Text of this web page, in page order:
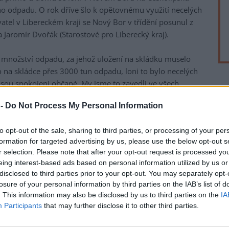
Do Not Process My Personal Information
opt-out of the sale, sharing to third parties, or processing of your
for targeted advertising by us, please use the below opt-out
selection. Please note that after your opt-out request is processed
interest-based ads based on personal information utilized by us
to third parties prior to your opt-out. You may separately
of your personal information by third parties on the IAB’s list of
This information may also be disclosed by us to third parties on the
Participants that may further disclose it to other third parties.
odpadu. O rok dříve šlo k opětovnému využití necelých
v Libereckém kraji se Nový Bor v třídění posunul z
Dvořák (Starostové pro Liberecký kraj).
odpadu, za jehož uložení na skládku muselo
skládce přes 3000 tun odpadu, loni to bylo necelých
spokojeni občané. My jsme to zavedli ve všech
na sídlišti, ale tam jsme ponechali bývalá hnízda,
pohledu výrazně lepší vytříděnost, než jsme měli
městem v Libereckém kraji. Do systému třídění
1216 domácností, které si dohromady vyzvedly 2385
lidé mít od loňska nejen popelnici na směsný odpad,
takzvanou multikomoditu, kam mohou třídit plasty,
zůstal 900 korun na člověka za rok.
dlouhodobě biologicky rozložitelný odpad. Ve velkém
dřevo nebo sklo. Podle pracovníků technické